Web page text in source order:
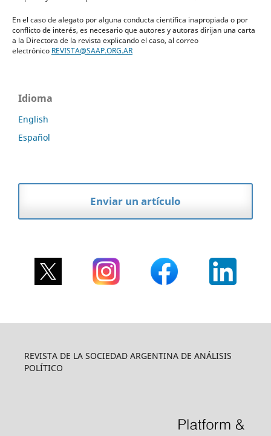
En el caso de alegato por alguna conducta científica inapropiada o por
conflicto de interés, es necesario que autores y autoras dirijan una carta
a la Directora de la revista explicando el caso, al correo
electrónico REVISTA@SAAP.ORG.AR
Idioma
English
Español
Enviar un artículo
REVISTA DE LA SOCIEDAD ARGENTINA DE ANÁLISIS
POLÍTICO